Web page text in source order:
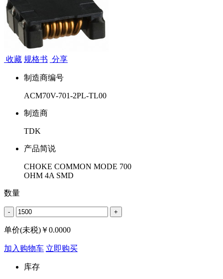
收藏 规格书 分享
制造商编号
ACM70V-701-2PL-TL00
制造商
TDK
产品简说
CHOKE COMMON MODE 700
OHM 4A SMD
数量
- +
单价(未税)￥0.0000
加入购物车 立即购买
库存